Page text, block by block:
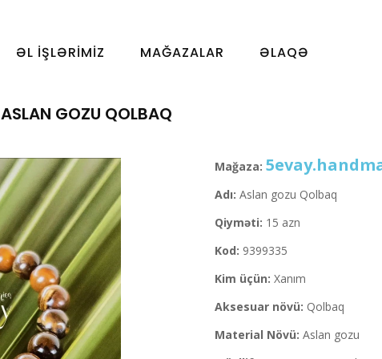
ƏL İŞLƏRIMIZ MAĞAZALAR ƏLAQƏ
ASLAN GOZU QOLBAQ
Mağaza:
Adı: Aslan gozu Qolbaq
Qiyməti: 15 azn
Kod: 9399335
Kim üçün: Xanım
Aksesuar növü: Qolbaq
Material Növü: Aslan gozu